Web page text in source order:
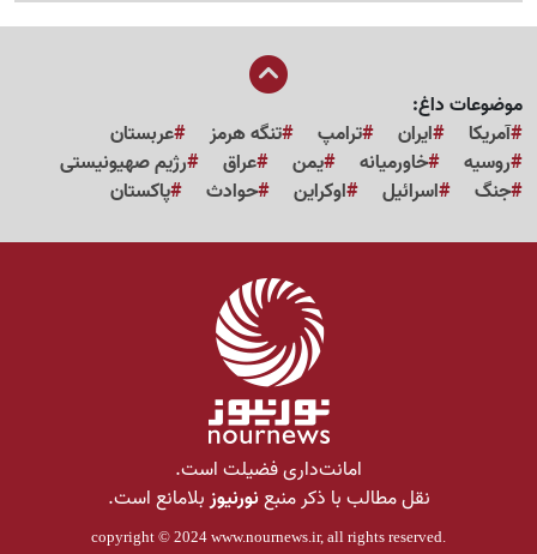
موضوعات داغ:
آمریکا
ایران ترامپ تنگه هرمز
عربستان
روسیه
خاورمیانه یمن عراق
رژیم صهیونیستی
جنگ
اسرائیل اوکراین حوادث پاکستان
امانت‌داری فضیلت است.
نقل مطالب با ذکر منبعنورنیوزبلامانع است.
copyright © 2024 www.nournews.ir, all rights reserved.